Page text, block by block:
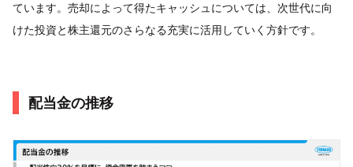
ています。売却によって得たキャッシュについては、次世代に向
けた投資と株主還元のさらなる充実に活用していく方針です。
配当金の推移